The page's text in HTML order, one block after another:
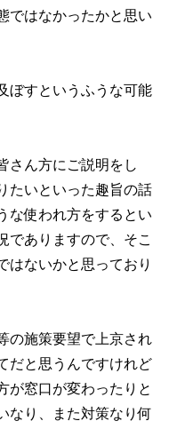
ではなかったかと思い
ぼすというふうな可能
さん方にご説明をし
たいといった趣旨の話
な使われ方をするとい
でありますので、そこ
はないかと思っており
の施策要望で上京され
だと思うんですけれど
が窓口が変わったりと
なり、また対策なり何